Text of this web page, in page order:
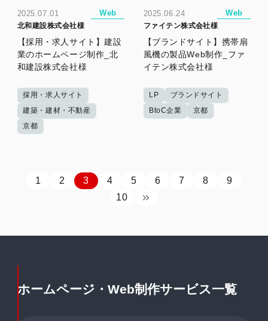
2025.07.01 Web
北和建設株式会社様
【採用・求人サイト】建設
業のホームページ制作_北
和建設株式会社様
採用・求人サイト
建築・建材・不動産
京都
2025.06.24 Web
ファイテン株式会社様
【ブランドサイト】携帯扇
風機の製品Web制作_ファ
イテン株式会社様
LP
ブランドサイト
BtoC企業
京都
1 2 3 4 5 6 7 8
9
10
ホームページ・Web制作サービス一覧